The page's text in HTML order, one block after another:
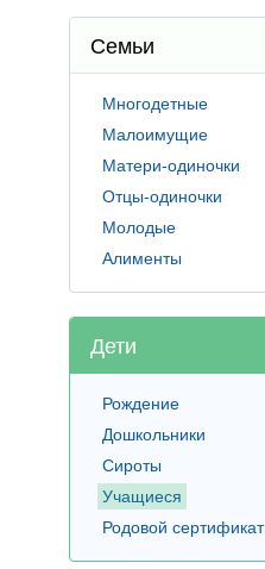
Семьи
Многодетные
Малоимущие
Матери-одиночки
Отцы-одиночки
Молодые
Алименты
Дети
Рождение
Дошкольники
Сироты
Учащиеся
Родовой сертификат